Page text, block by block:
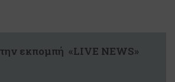
εκπομπή «LIVE NEWS»